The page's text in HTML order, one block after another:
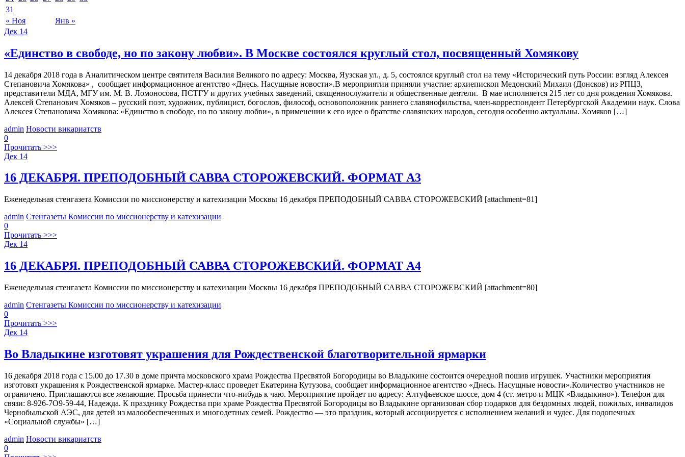
« Ноя Янв »
31
Дек 14
«Единство в свободе, но по закону любви». В Москве состоялся круглый стол, посвященный Хомякову
14 декабря 2018 года в Аналитическом центре святителя Василия Великого по адресу: Москва, Яузская ул., д. 5, состоялся круглый стол на тему «Исторический путь России: взгляд Алексея
Степановича Хомякова» , сообщает информационное агентство «Днесь. Насущные новости».В мероприятии приняли участие: архиепископ Медонский Михаил (Донсков) из РПЦЗ,
представители МДА, МГУ им. М. В. Ломоносова, ПСТГУ и других учебных заведений, священнослужители и общественные деятели. В мае исполняется 215 лет со дня рождения Хомякова.
Алексей Степанович Хомяков – русский поэт, художник, публицист, богослов, философ, основоположник раннего славянофильства, член-корреспондент Петербургской Академии наук. Слова
Алексея Степановича Хомякова: «Единство в свободе, но по закону любви», в применении к его идее о братстве славянских народов, сегодня особенно актуальны. Хомяков […]
admin Новости викариатств
0
Прочитать >>>
Дек 14
16 ДЕКАБРЯ. ПРЕПОДОБНЫЙ САВВА СТОРОЖЕВСКИЙ. ФОРМАТ А3
Еженедельная стенгазета Комиссии по миссионерству и катехизации Москвы 16 декабря ПРЕПОДОБНЫЙ САВВА СТОРОЖЕВСКИЙ [attachment=81]
admin Стенгазеты Комиссии по миссионерству и катехизации
0
Прочитать >>>
Дек 14
16 ДЕКАБРЯ. ПРЕПОДОБНЫЙ САВВА СТОРОЖЕВСКИЙ. ФОРМАТ А4
Еженедельная стенгазета Комиссии по миссионерству и катехизации Москвы 16 декабря ПРЕПОДОБНЫЙ САВВА СТОРОЖЕВСКИЙ [attachment=80]
admin Стенгазеты Комиссии по миссионерству и катехизации
0
Прочитать >>>
Дек 14
Во Владыкине изготовят украшения для Рождественской благотворительной ярмарки
16 декабря 2018 года с 15.00 до 17.30 в доме причта московского храма Рождества Пресвятой Богородицы во Владыкине состоится очередной пошив игрушек. Участники мероприятия
изготовят украшения к Рождественской ярмарке. Мастер-класс проведет Екатерина Кутузова, сообщает информационное агентство «Днесь. Насущные новости».Количество участников не
ограничено. Приглашаются все желающие. Просьба принести что-нибудь к чаю. Мероприятие пройдет по адресу: Алтуфьевское шоссе, дом 4 (ст. метро и МЦК «Владыкино»). Телефон для
связи: 8-926-7О9-59-44, Надежда. К празднику Рождества при храме Рождества Пресвятой Богородицы во Владыкине организован сбор подарков для бездомных людей, пожилых, инвалидов
Чернобыльской АЭС, для детей из малообеспеченных и многодетных семей. Рождество — это праздник, который ассоциируется с исполнением желаний и чудес. Для подопечных
«Социальной службы» […]
admin Новости викариатств
0